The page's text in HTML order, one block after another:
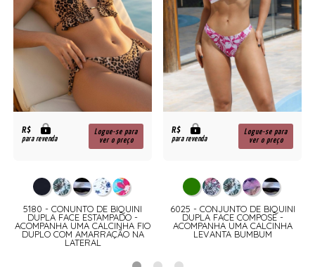
R$
para revenda
Logue-se para
ver o preço
5180 - CONUNTO DE BIQUINI
DUPLA FACE ESTAMPADO -
ACOMPANHA UMA CALCINHA FIO
DUPLO COM AMARRAÇÃO NA
LATERAL
R$
para revenda
Logue-se para
ver o preço
6025 - CONJUNTO DE BIQUINI
DUPLA FACE COMPOSE -
ACOMPANHA UMA CALCINHA
LEVANTA BUMBUM